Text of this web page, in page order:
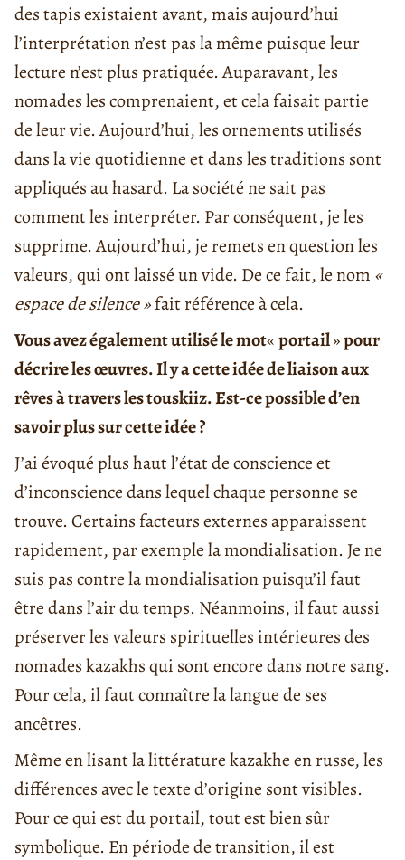
des tapis existaient avant, mais aujourd’hui
l’interprétation n’est pas la même puisque leur
lecture n’est plus pratiquée. Auparavant, les
nomades les comprenaient, et cela faisait partie
de leur vie. Aujourd’hui, les ornements utilisés
dans la vie quotidienne et dans les traditions sont
appliqués au hasard. La société ne sait pas
comment les interpréter. Par conséquent, je les
supprime. Aujourd’hui, je remets en question les
valeurs, qui ont laissé un vide. De ce fait, le nom «
espace de silence »fait référence à cela.
Vous avez également utilisé le mot«portail»pour
décrire les œuvres. Il y a cette idée de liaison aux
rêves à travers les touskiiz. Est-ce possible d’en
savoir plus sur cette idée ?
J’ai évoqué plus haut l’état de conscience et
d’inconscience dans lequel chaque personne se
trouve. Certains facteurs externes apparaissent
rapidement, par exemple la mondialisation. Je ne
suis pas contre la mondialisation puisqu’il faut
être dans l’air du temps. Néanmoins, il faut aussi
préserver les valeurs spirituelles intérieures des
nomades kazakhs qui sont encore dans notre sang.
Pour cela, il faut connaître la langue de ses
ancêtres.
Même en lisant la littérature kazakhe en russe, les
différences avec le texte d’origine sont visibles.
Pour ce qui est du portail, tout est bien sûr
symbolique. En période de transition, il est